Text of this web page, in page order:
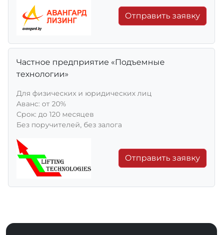
Отправить заявку
Частное предприятие «Подъемные
технологии»
Для физических и юридических лиц
Aванс: от 20%
Срок: до 120 месяцев
Без поручителей, без залога
Отправить заявку